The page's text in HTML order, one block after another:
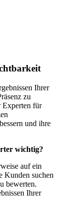
Ihrer
zu
Experten für
und ihre
wichtig?
auf ein
Kunden suchen
bewerten.
Ihrer